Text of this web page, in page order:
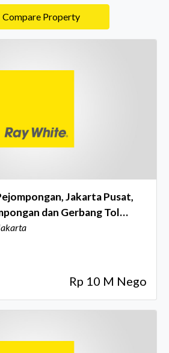
Compare Property
Jakarta Pusat,
dan Gerbang Tol
Rp 10 M Nego